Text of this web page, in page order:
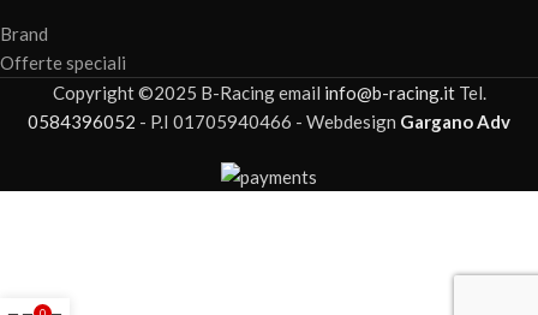
Brand
Offerte speciali
Copyright ©2025 B-Racing email info@b-racing.itTel.
0584396052 - P.I 01705940466 - Webdesign Gargano Adv